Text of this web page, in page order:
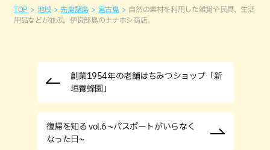
TOP 地域 先島諸島 宮古島
自然の素材を利用した雑貨や民具、生活
用品などが並ぶ。伊良部島のナナホシ商店。
創業1954年の老舗はちみつショップ「新
垣養蜂園」
復帰を知る vol.6 ~パスポートがいらなく
なった日~